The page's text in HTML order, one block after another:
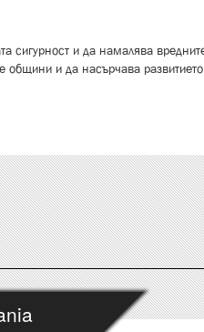
сигурност и да намалява
и да насърчава